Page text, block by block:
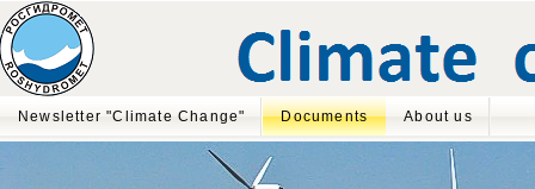
Newsletter "Climate Change" Documents About us